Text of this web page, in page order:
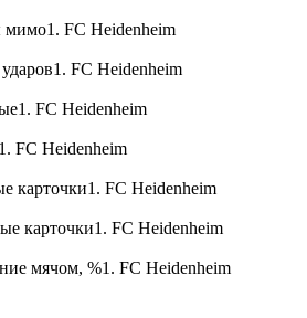
мимо1. FC Heidenheim
1. FC Heidenheim
1. FC Heidenheim
1. FC Heidenheim
карточки1. FC Heidenheim
карточки1. FC Heidenheim
мячом, %1. FC Heidenheim